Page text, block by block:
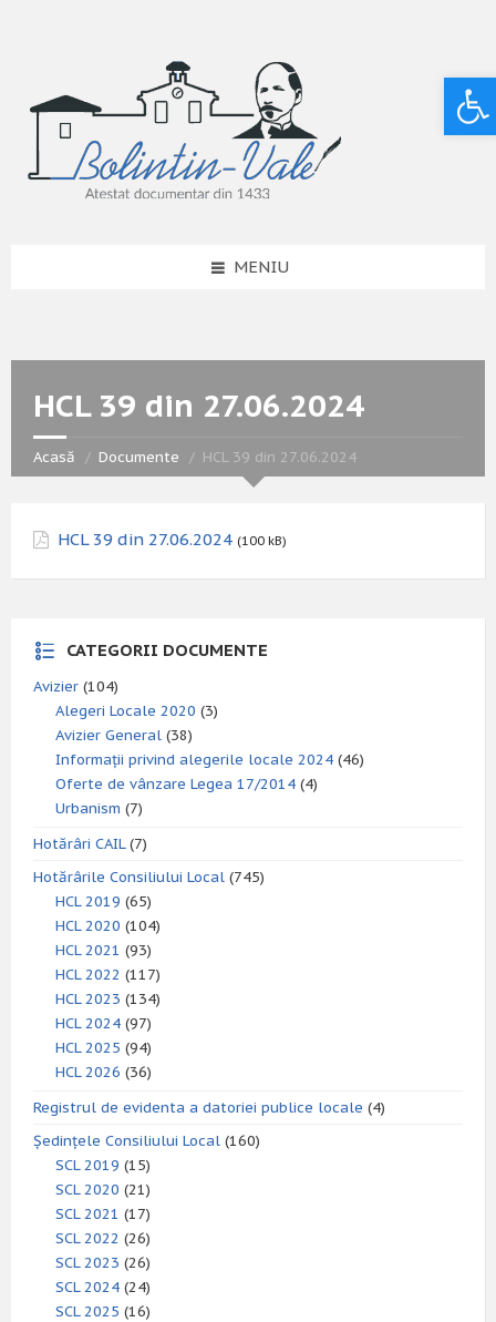
MENIU
HCL 39 din 27.06.2024
Acasă Documente HCL 39 din 27.06.2024
HCL 39 din 27.06.2024 (100 kB)
CATEGORII DOCUMENTE
Avizier (104)
Alegeri Locale 2020 (3)
Avizier General (38)
Informații privind alegerile locale 2024 (46)
Oferte de vânzare Legea 17/2014 (4)
Urbanism (7)
Hotărâri CAIL(7)
Hotărârile Consiliului Local (745)
HCL 2019 (65)
HCL 2020 (104)
HCL 2021 (93)
HCL 2022 (117)
HCL 2023 (134)
HCL 2024 (97)
HCL 2025 (94)
HCL 2026 (36)
Registrul de evidenta a datoriei publice locale (4)
Ședințele Consiliului Local (160)
SCL 2019 (15)
SCL 2020 (21)
SCL 2021 (17)
SCL 2022 (26)
SCL 2023 (26)
SCL 2024 (24)
SCL 2025 (16)
Deschide bara de unelte